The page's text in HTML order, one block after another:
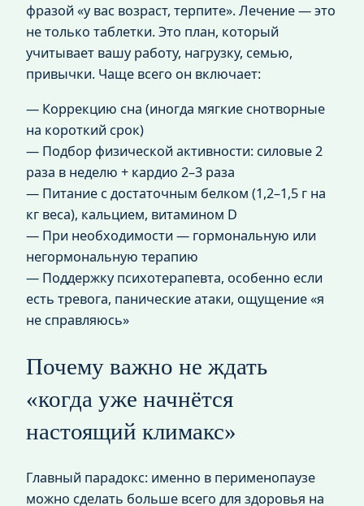
фразой «у вас возраст, терпите». Лечение — это
не только таблетки. Это план, который
учитывает вашу работу, нагрузку, семью,
привычки. Чаще всего он включает:
— Коррекцию сна (иногда мягкие снотворные
на короткий срок)
— Подбор физической активности: силовые 2
раза в неделю + кардио 2–3 раза
— Питание с достаточным белком (1,2–1,5 г на
кг веса), кальцием, витамином D
— При необходимости — гормональную или
негормональную терапию
— Поддержку психотерапевта, особенно если
есть тревога, панические атаки, ощущение «я
не справляюсь»
Почему важно не ждать
«когда уже начнётся
настоящий климакс»
Главный парадокс: именно в перименопаузе
можно сделать больше всего для здоровья на